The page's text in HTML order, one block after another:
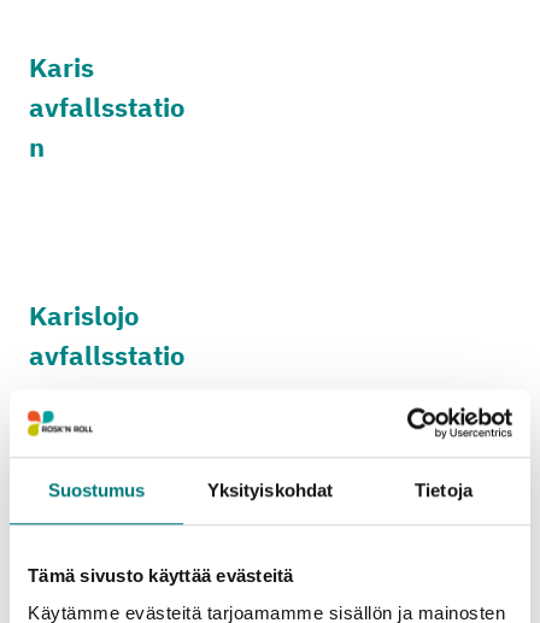
Suostumus Yksityiskohdat Tietoja
Tämä sivusto käyttää evästeitä
Käytämme evästeitä tarjoamamme sisällön ja mainosten
Karis
avfallsstatio
n
Karislojo
avfallsstatio
Högfors
avfallsstatio